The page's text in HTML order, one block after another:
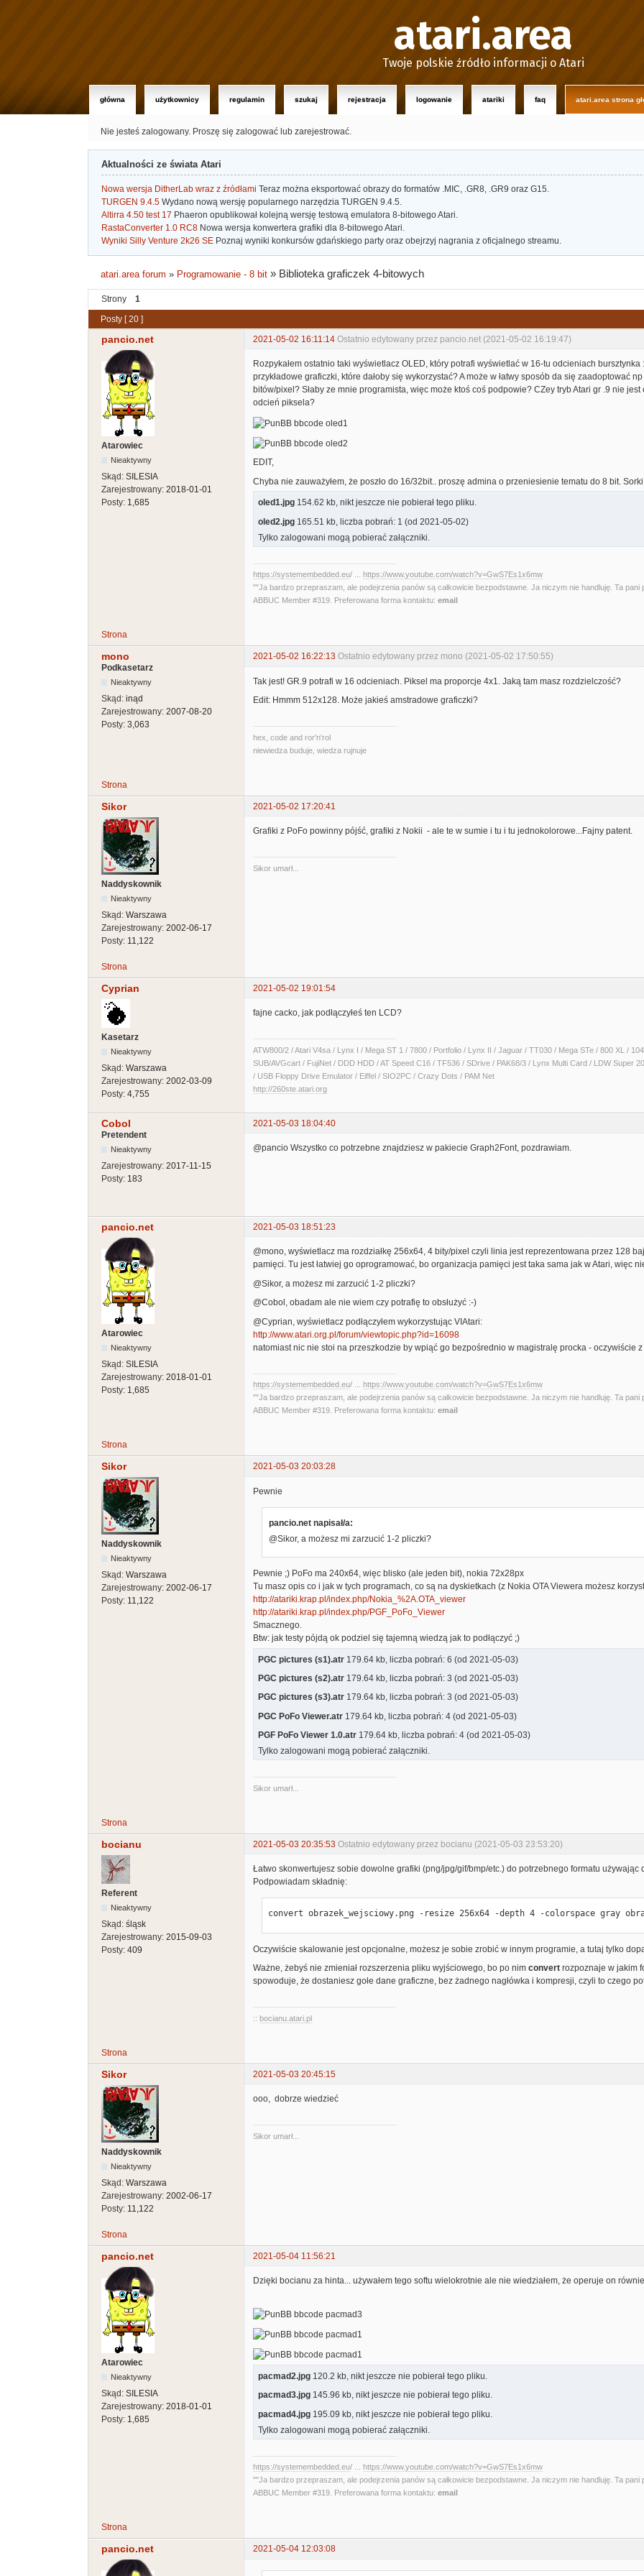
atari.area
Twoje polskie źródło informacji o Atari
główna użytkownicy regulamin szukaj rejestracja logowanie atariki faq atari.area strona
Nie jesteś zalogowany. Proszę się zalogować lub zarejestrować.
Aktualności ze świata Atari
Nowa wersja DitherLab wraz z źródłami Teraz można eksportować obrazy do formatów .MIC, .GR8, .GR9 oraz G15.
TURGEN 9.4.5 Wydano nową wersję popularnego narzędzia TURGEN 9.4.5.
Altirra 4.50 test 17 Phaeron opublikował kolejną wersję testową emulatora 8-bitowego Atari.
RastaConverter 1.0 RC8 Nowa wersja konwertera grafiki dla 8-bitowego Atari.
Wyniki Silly Venture 2k26 SE Poznaj wyniki konkursów gdańskiego party oraz obejrzyj nagrania z oficjalnego streamu.
atari.area forum » Programowanie - 8 bit » Biblioteka graficzek 4-bitowych
Strony
1
Posty [ 20 ]
pancio.net 2021-05-02 16:11:14 Ostatnio edytowany przez pancio.net (2021-05-02 16:19:47)
Atarowiec
Nieaktywny
Skąd: SILESIA
Zarejestrowany: 2018-01-01
Posty: 1,685
Rozpykałem ostatnio taki wyświetlacz OLED, który potrafi wyświetlać w 16-tu odcieniach
przykładowe graficzki, które dałoby się wykorzystać? A może w łatwy sposób da się zaadoptować
bitów/pixel? Słaby ze mnie programista, więc może ktoś coś podpowie? CZey tryb Atari gr .9 nie
odcień piksela?
EDIT,
Chyba nie zauważyłem, że poszło do 16/32bit.. proszę admina o przeniesienie tematu do 8 bit. Sorki
oled1.jpg 154.62 kb, nikt jeszcze nie pobierał tego pliku.
oled2.jpg 165.51 kb, liczba pobrań: 1 (od 2021-05-02)
Tylko zalogowani mogą pobierać załączniki.
https://systemembedded.eu/ ...
https://www.youtube.com/watch?v=GwS7Es1x6mw
""Ja bardzo przepraszam, ale podejrzenia panów są całkowicie bezpodstawne. Ja niczym nie handluję. Ta
ABBUC Member #319. Preferowana forma kontaktu: email
Strona
mono 2021-05-02 16:22:13 Ostatnio edytowany przez mono (2021-05-02 17:50:55)
Podkasetarz
Nieaktywny
Skąd: inąd
Zarejestrowany: 2007-08-20
Posty: 3,063
Tak jest! GR.9 potrafi w 16 odcieniach. Piksel ma proporcje 4x1. Jaką tam masz rozdzielczość?
Edit: Hmmm 512x128. Może jakieś amstradowe graficzki?
hex, code and ror'n'rol
niewiedza buduje, wiedza rujnuje
Strona
Sikor 2021-05-02 17:20:41
Naddyskownik
Nieaktywny
Skąd: Warszawa
Zarejestrowany: 2002-06-17
Posty: 11,122
Grafiki z PoFo powinny pójść, grafiki z Nokii - ale te w sumie i tu i tu jednokolorowe...Fajny patent.
Sikor umarł...
Strona
Cyprian 2021-05-02 19:01:54
Kasetarz
Nieaktywny
Skąd: Warszawa
Zarejestrowany: 2002-03-09
Posty: 4,755
fajne cacko, jak podłączyłeś ten LCD?
ATW800/2 / Atari V4sa / Lynx I / Mega ST 1 / 7800 / Portfolio / Lynx II / Jaguar / TT030 / Mega STe / 800 XL /
SUB/AVGcart / FujiNet / DDD HDD / AT Speed C16 / TF536 / SDrive / PAK68/3 / Lynx Multi Card / LDW Super
/ USB Floppy Drive Emulator / Eiffel / SIO2PC / Crazy Dots / PAM Net
http://260ste.atari.org
Cobol
2021-05-03 18:04:40
Pretendent
Nieaktywny
Zarejestrowany: 2017-11-15
Posty: 183
@pancio Wszystko co potrzebne znajdziesz w pakiecie Graph2Font, pozdrawiam.
pancio.net 2021-05-03 18:51:23
Atarowiec
Nieaktywny
Skąd: SILESIA
Zarejestrowany: 2018-01-01
Posty: 1,685
@mono, wyświetlacz ma rozdziałkę 256x64, 4 bity/pixel czyli linia jest reprezentowana przez 128
pamięci. Tu jest łatwiej go oprogramować, bo organizacja pamięci jest taka sama jak w Atari, więc
@Sikor, a możesz mi zarzucić 1-2 pliczki?
@Cobol, obadam ale nie wiem czy potrafię to obsłużyć :-)
@Cyprian, wyświetlacz podłączyłem wykorzystując VIAtari:
http://www.atari.org.pl/forum/viewtopic.php?id=16098
natomiast nic nie stoi na przeszkodzie by wpiąć go bezpośrednio w magistralę procka - oczywiście
https://systemembedded.eu/ ...
https://www.youtube.com/watch?v=GwS7Es1x6mw
""Ja bardzo przepraszam, ale podejrzenia panów są całkowicie bezpodstawne. Ja niczym nie handluję. Ta
ABBUC Member #319. Preferowana forma kontaktu: email
Strona
Sikor 2021-05-03 20:03:28
Naddyskownik
Nieaktywny
Skąd: Warszawa
Zarejestrowany: 2002-06-17
Posty: 11,122
Pewnie
pancio.net napisał/a:
@Sikor, a możesz mi zarzucić 1-2 pliczki?
Pewnie ;) PoFo ma 240x64, więc blisko (ale jeden bit), nokia 72x28px
Tu masz opis co i jak w tych programach, co są na dyskietkach (z Nokia OTA Viewera możesz
http://atariki.krap.pl/index.php/Nokia_%2A.OTA_viewer
http://atariki.krap.pl/index.php/PGF_PoFo_Viewer
Smacznego.
Btw: jak testy pójdą ok podziel się tajemną wiedzą jak to podłączyć ;)
PGC pictures (s1).atr 179.64 kb, liczba pobrań: 6 (od 2021-05-03)
PGC pictures (s2).atr 179.64 kb, liczba pobrań: 3 (od 2021-05-03)
PGC pictures (s3).atr 179.64 kb, liczba pobrań: 3 (od 2021-05-03)
PGC PoFo Viewer.atr 179.64 kb, liczba pobrań: 4 (od 2021-05-03)
PGF PoFo Viewer 1.0.atr 179.64 kb, liczba pobrań: 4 (od 2021-05-03)
Tylko zalogowani mogą pobierać załączniki.
Sikor umarł...
Strona
bocianu 2021-05-03 20:35:53 Ostatnio edytowany przez bocianu (2021-05-03 23:53:20)
Referent
Nieaktywny
Skąd: śląsk
Zarejestrowany: 2015-09-03
Posty: 409
Łatwo skonwertujesz sobie dowolne grafiki (png/jpg/gif/bmp/etc.) do potrzebnego formatu używając
Podpowiadam składnię:
convert obrazek_wejsciowy.png -resize 256x64 -depth 4 -colorspace gray
Oczywiście skalowanie jest opcjonalne, możesz je sobie zrobić w innym programie, a tutaj tylko
Ważne, żebyś nie zmieniał rozszerzenia pliku wyjściowego, bo po nim convert rozpoznaje w jakim
spowoduje, że dostaniesz gołe dane graficzne, bez żadnego nagłówka i kompresji, czyli to czego
:: bocianu.atari.pl
Strona
Sikor 2021-05-03 20:45:15
Naddyskownik
Nieaktywny
Skąd: Warszawa
Zarejestrowany: 2002-06-17
Posty: 11,122
ooo, dobrze wiedzieć
Sikor umarł...
Strona
pancio.net 2021-05-04 11:56:21
Atarowiec
Nieaktywny
Skąd: SILESIA
Zarejestrowany: 2018-01-01
Posty: 1,685
Dzięki bocianu za hinta... używałem tego softu wielokrotnie ale nie wiedziałem, że operuje on
pacmad2.jpg 120.2 kb, nikt jeszcze nie pobierał tego pliku.
pacmad3.jpg 145.96 kb, nikt jeszcze nie pobierał tego pliku.
pacmad4.jpg 195.09 kb, nikt jeszcze nie pobierał tego pliku.
Tylko zalogowani mogą pobierać załączniki.
https://systemembedded.eu/ ...
https://www.youtube.com/watch?v=GwS7Es1x6mw
""Ja bardzo przepraszam, ale podejrzenia panów są całkowicie bezpodstawne. Ja niczym nie handluję. Ta
ABBUC Member #319. Preferowana forma kontaktu: email
Strona
pancio.net 2021-05-04 12:03:08